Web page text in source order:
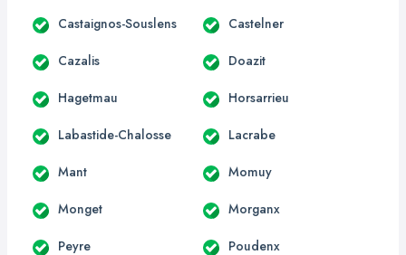
Castaignos-Souslens Castelner
Cazalis Doazit
Hagetmau Horsarrieu
Labastide-Chalosse Lacrabe
Mant Momuy
Monget Morganx
Peyre Poudenx